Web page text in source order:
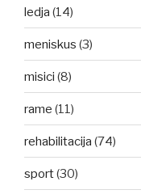
ledja (14)
meniskus (3)
misici (8)
rame (11)
rehabilitacija (74)
sport(30)